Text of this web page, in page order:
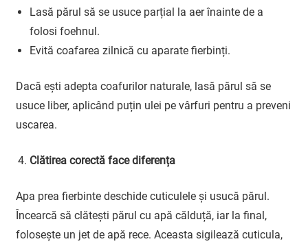
Lasă părul să se usuce parțial la aer înainte de a
folosi foehnul.
Evită coafarea zilnică cu aparate fierbinți.
Dacă ești adepta coafurilor naturale, lasă părul să se
usuce liber, aplicând puțin ulei pe vârfuri pentru a preveni
uscarea.
Clătirea corectă face diferența
Apa prea fierbinte deschide cuticulele și usucă părul.
Încearcă să clătești părul cu apă călduță, iar la final,
folosește un jet de apă rece. Aceasta sigilează cuticula,